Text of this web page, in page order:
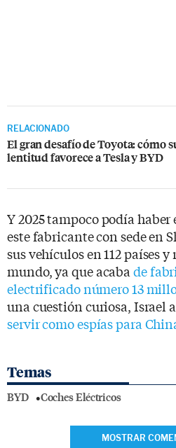
RELACIONADO
El gran desafío de Toyota: cómo
lentitud favorece a Tesla y BYD
Y 2025 tampoco podía
este fabricante con sede en
sus vehículos en 112 países
mundo, ya que acabade
electrificado número 13
una cuestión curiosa, Israel
servir como espías para
Temas
BYD Coches Eléctricos
MOSTRAR